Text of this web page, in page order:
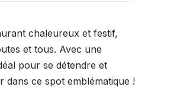
chaleureux et festif,
et tous. Avec une
pour se détendre et
dans ce spot emblématique !